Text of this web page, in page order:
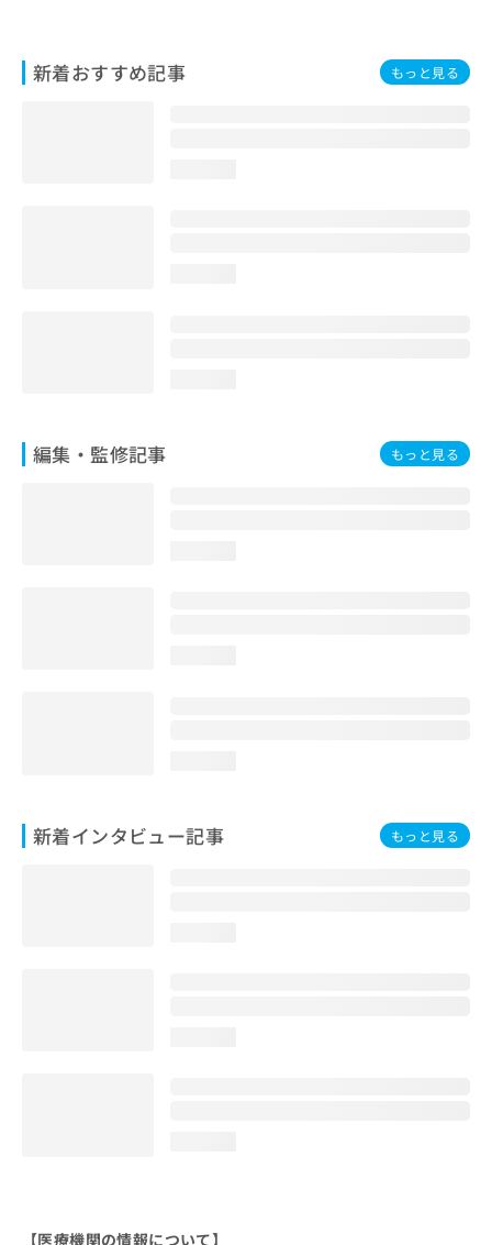
新着おすすめ記事 もっと見る
編集・監修記事 もっと見る
新着インタビュー記事 もっと見る
い
合
【医療機関の情報について】